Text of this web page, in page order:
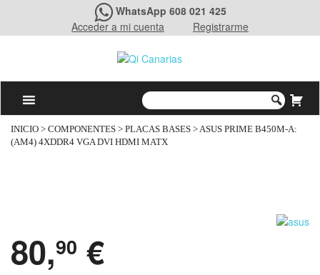
WhatsApp 608 021 425
Acceder a mi cuenta
Registrarme
INICIO > COMPONENTES > PLACAS BASES > ASUS PRIME B450M-A:
(AM4) 4XDDR4 VGA DVI HDMI MATX
80,90 €